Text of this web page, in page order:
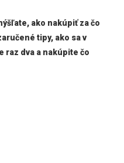
ako nakúpiť za čo
tipy, ako sa v
dva a nakúpite čo